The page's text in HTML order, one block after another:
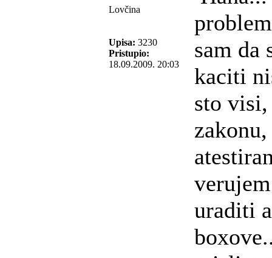
Lovčina
Upisa: 3230
Pristupio:
18.09.2009. 20:03
sam da
kaciti
sto
uraditi